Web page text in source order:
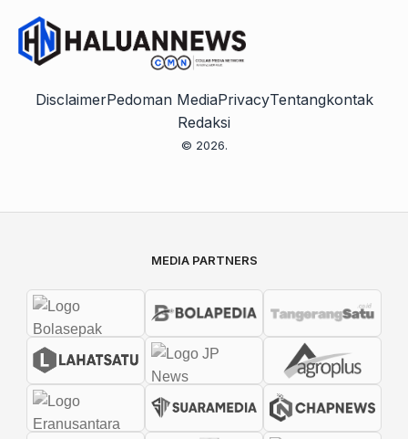
DisclaimerPedoman MediaPrivacyTentangkontak
Redaksi
© 2026.
MEDIA PARTNERS